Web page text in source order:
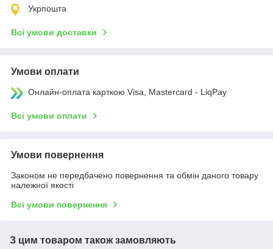
Укрпошта
Всі умови доставки
Умови оплати
Онлайн-оплата карткою Visa, Mastercard - LiqPay
Всі умови оплати
Умови повернення
Законом не передбачено повернення та обмін даного товару
належної якості
Всі умови повернення
З цим товаром також замовляють